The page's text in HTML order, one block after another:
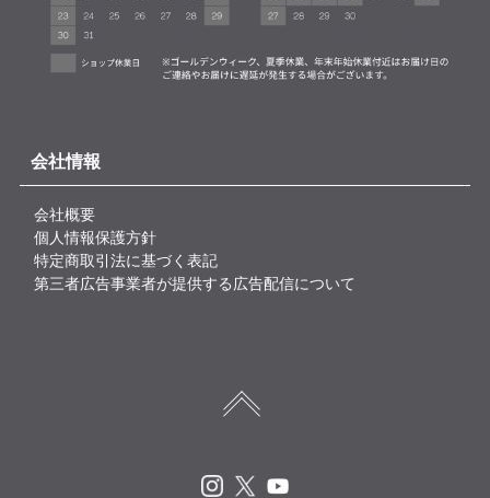
会社情報
会社概要
個人情報保護方針
特定商取引法に基づく表記
第三者広告事業者が提供する広告配信について